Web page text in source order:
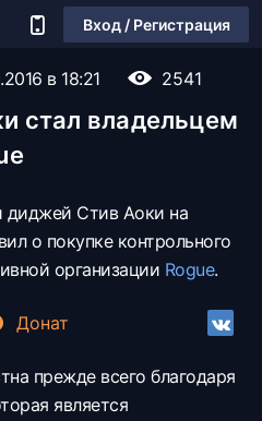
Вход / Регистрация
в 18:21 2541
стал владельцем
диджей Стив Аоки на
о покупке контрольного
организации Rogue.
Донат
прежде всего благодаря
является